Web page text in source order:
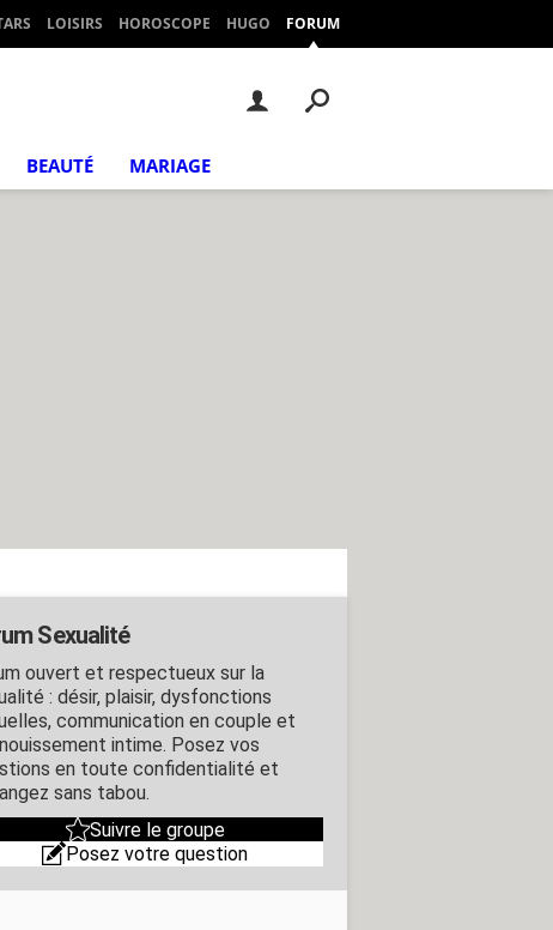
LOISIRS HOROSCOPE HUGO FORUM
BEAUTÉ MARIAGE
Sexualité
ouvert et respectueux sur la
: désir, plaisir, dysfonctions
communication en couple et
intime. Posez vos
en toute confidentialité et
sans tabou.
Suivre le groupe
Posez votre question